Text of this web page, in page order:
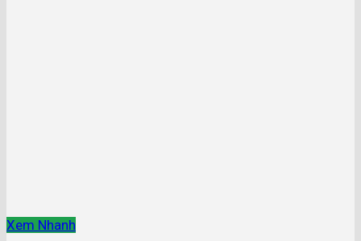
Xem Nhanh